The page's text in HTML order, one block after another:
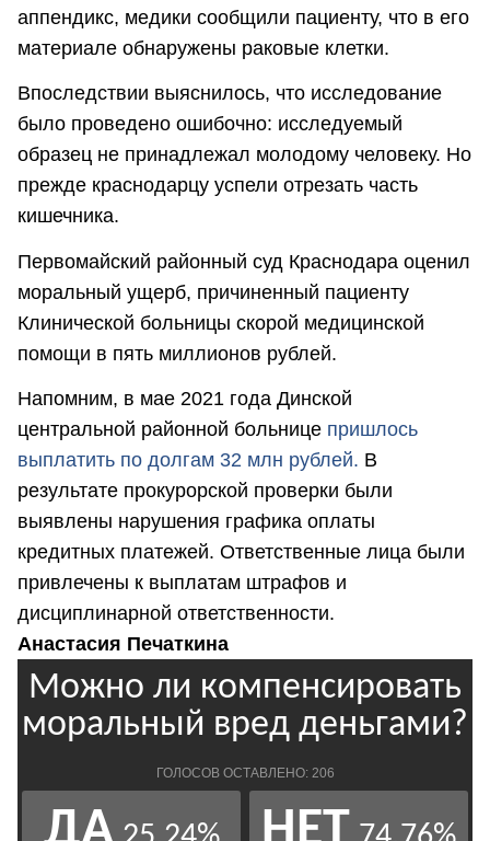
аппендикс, медики сообщили пациенту, что в его
материале обнаружены раковые клетки.
Впоследствии выяснилось, что исследование
было проведено ошибочно: исследуемый
образец не принадлежал молодому человеку. Но
прежде краснодарцу успели отрезать часть
кишечника.
Первомайский районный суд Краснодара оценил
моральный ущерб, причиненный пациенту
Клинической больницы скорой медицинской
помощи в пять миллионов рублей.
Напомним, в мае 2021 года Динской
центральной районной больнице пришлось
выплатить по долгам 32 млн рублей. В
результате прокурорской проверки были
выявлены нарушения графика оплаты
кредитных платежей. Ответственные лица были
привлечены к выплатам штрафов и
дисциплинарной ответственности.
Анастасия Печаткина